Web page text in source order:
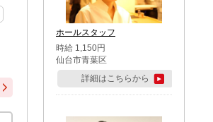
ホールスタッフ
時給 1,150円
仙台市青葉区
詳細はこちらから